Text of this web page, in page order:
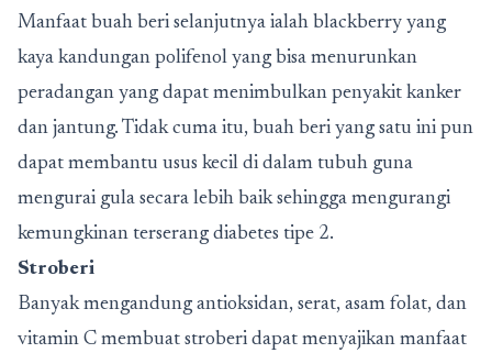
Manfaat buah beri selanjutnya ialah blackberry yang
kaya kandungan polifenol yang bisa menurunkan
peradangan yang dapat menimbulkan penyakit kanker
dan jantung. Tidak cuma itu, buah beri yang satu ini pun
dapat membantu usus kecil di dalam tubuh guna
mengurai gula secara lebih baik sehingga mengurangi
kemungkinan terserang diabetes tipe 2.
Stroberi
Banyak mengandung antioksidan, serat, asam folat, dan
vitamin C membuat stroberi dapat menyajikan manfaat